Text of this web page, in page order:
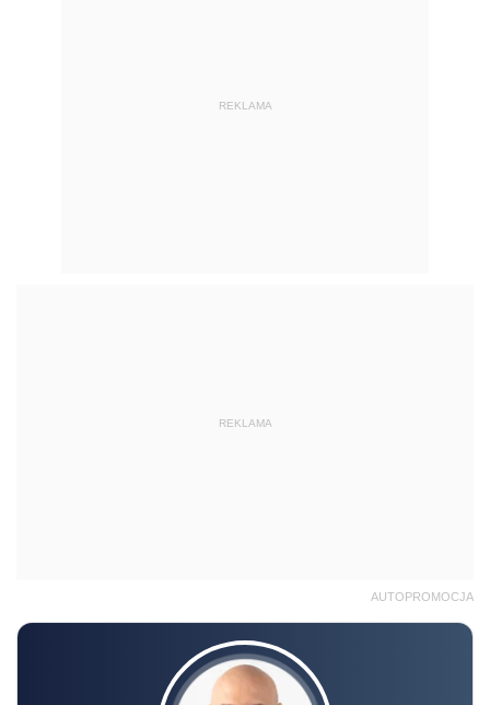
REKLAMA
REKLAMA
AUTOPROMOCJA